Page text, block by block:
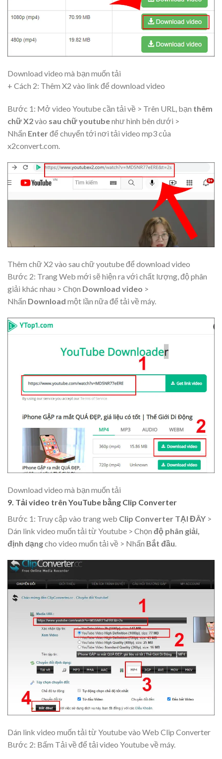
Download video mà bạn muốn tải
+ Cách 2: Thêm X2 vào link để download video
Bước 1: Mở video Youtube cần tải về > Trên URL, bạn thêm
chữ X2vào sau chữ youtubenhư hình bên dưới >
Nhấn Enterđể chuyển tới nơi tải video mp3 của
x2convert.com.
Thêm chữ X2 vào sau chữ youtube để download video
Bước 2: Trang Web mới sẽ hiện ra với chất lượng, độ phân
giải khác nhau > Chọn Download video >
Nhấn Download một lần nữa để tải về máy.
Download video mà bạn muốn tải
9. Tải video trên YouTube bằng Clip Converter
Bước 1: Truy cập vào trang web Clip Converter TẠI ĐÂY >
Dán link video muốn tải từ Youtube > Chọn độ phân giải,
định dạngcho video muốn tải về > Nhấn Bắt đầu.
Dán link video muốn tải từ Youtube vào Web Clip Converter
Bước 2: Bấm Tải về để tải video Youtube về máy.